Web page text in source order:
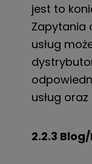
jest to
Zapytania
usług
usług
2.2.3